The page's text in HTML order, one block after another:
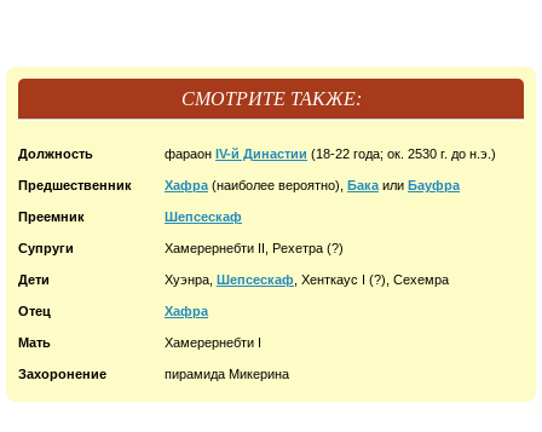
СМОТРИТЕ ТАКЖЕ:
Должность фараон IV-й Династии (18-22 года; ок. 2530 г. до н.э.)
Предшественник Хафра (наиболее вероятно), Бака или Бауфра
Преемник Шепсескаф
Супруги Хамерернебти II, Рехетра (?)
Дети Хуэнра, Шепсескаф , Хенткаус I (?), Сехемра
Отец Хафра
Мать Хамерернебти I
Захоронение пирамида Микерина